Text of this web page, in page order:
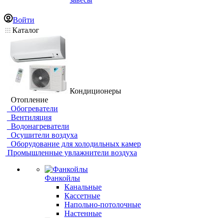
Войти
Каталог
Кондиционеры
Отопление
Обогреватели
Вентиляция
Водонагреватели
Осушители воздуха
Оборудование для холодильных камер
Промышленные увлажнители воздуха
Фанкойлы
Канальные
Кассетные
Напольно-потолочные
Настенные